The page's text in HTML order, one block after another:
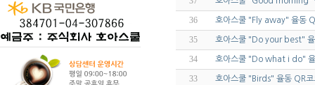
36 호아스쿨 "Fly away" 율동
35 호아스쿨 "Do your best"
34 호아스쿨 "Do what i do"
33 호아스쿨 "Birds" 율동 QR